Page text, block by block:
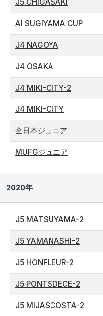
J5 CHIGASAKI
AI SUGIYAMA CUP
J4 NAGOYA
J4 OSAKA
J4 MIKI-CITY-2
J4 MIKI-CITY
全日本ジュニア
MUFGジュニア
2020年
J5 MATSUYAMA-2
J5 YAMANASHI-2
J5 HONFLEUR-2
J5 PONTSDECE-2
J5 MIJASCOSTA-2